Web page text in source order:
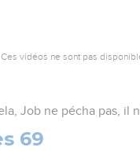
Ces vidéos ne sont pas
Job ne pécha pas, il
69